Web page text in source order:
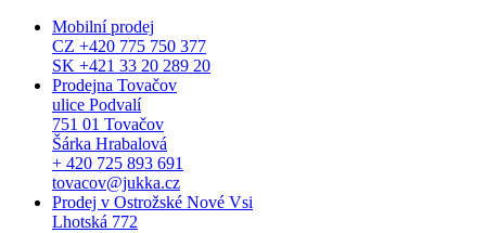
Mobilní prodej
CZ +420 775 750 377
SK +421 33 20 289 20
Prodejna Tovačov
ulice Podvalí
751 01 Tovačov
Šárka Hrabalová
+ 420 725 893 691
tovacov@jukka.cz
Prodej v Ostrožské Nové Vsi
Lhotská 772